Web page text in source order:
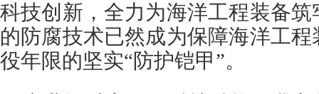
科技创新，全力为海洋工程装备
的防腐技术已然成为保障海洋工
役年限的坚实“防护铠甲”。